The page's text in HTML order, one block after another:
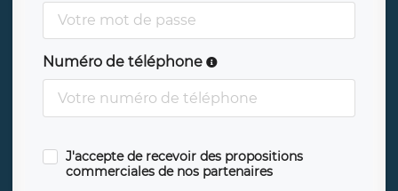
Numéro de téléphone
J'accepte de recevoir des propositions
commerciales de nos partenaires